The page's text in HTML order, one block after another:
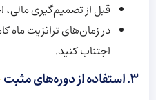
قبل از تصمیم‌گیری
در زمان‌های ترانزیت ماه
اجتناب کنید.
۳. استفاده از دوره‌های مثبت